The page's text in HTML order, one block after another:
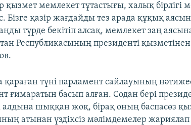
қызмет мемлекет тұтастығы, халық
Бізге қазір жағдайды тез арада құқық
түрде бекітіп алсақ, мемлекет заң
Республикасының президенті
қараған түні парламент сайлауының
ғимаратын басып алған. Содан бері
алдына шыққан жоқ, бірақ оның баспасөз
атынан үздіксіз мәлімдемелер